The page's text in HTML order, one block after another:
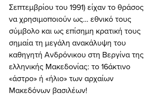
Σεπτεμβρίου του 1991) είχαν το θράσος
να χρησιμοποιούν ως… εθνικό τους
σύμβολο και ως επίσημη κρατική τους
σημαία τη μεγάλη ανακάλυψη του
καθηγητή Ανδρόνικου στη Βεργίνα της
ελληνικής Μακεδονίας: το 16άκτινο
«άστρο» ή «ήλιο» των αρχαίων
Μακεδόνων βασιλέων!